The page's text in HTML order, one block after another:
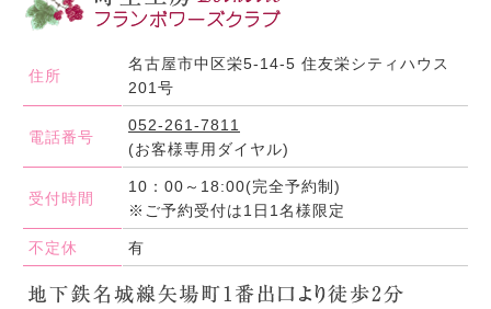
住所
名古屋市中区栄5-14-5 住友栄シティハウス
201号
電話番号
052-261-7811
(お客様専用ダイヤル)
受付時間
10：00～18:00(完全予約制)
※ご予約受付は1日1名様限定
不定休 有